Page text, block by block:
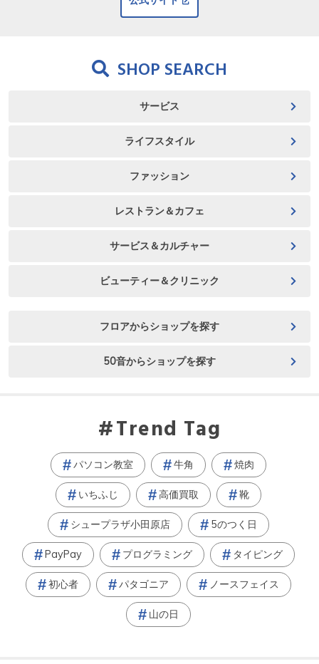
SHOP SEARCH
サービス
ライフスタイル
ファッション
レストラン＆カフェ
サービス＆カルチャー
ビューティー＆クリニック
フロアからショップを探す
50音からショップを探す
Trend Tag
パソコン教室 牛角 焼肉
いちふじ 高価買取 靴
シュープラザ小田原店 5のつく日
PayPay プログラミング タイピング
初心者 パタゴニア ノースフェイス
山の日